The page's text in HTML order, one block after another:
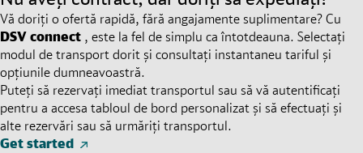
Vă doriți o ofertă rapidă, fără angajamente suplimentare? Cu
DSV connect , este la fel de simplu ca întotdeauna. Selectați
modul de transport dorit și consultați instantaneu tariful și
opțiunile dumneavoastră.
Puteți să rezervați imediat transportul sau să vă autentificați
pentru a accesa tabloul de bord personalizat și să efectuați și
alte rezervări sau să urmăriți transportul.
Get started